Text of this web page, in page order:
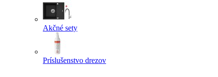
Akčné sety
Príslušenstvo drezov